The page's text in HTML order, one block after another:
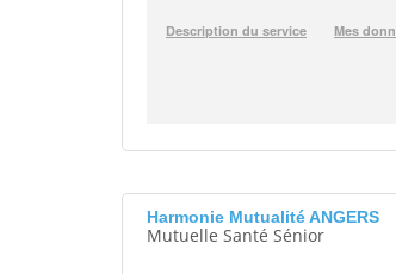
Harmonie Mutualité ANGERS
Mutuelle Santé Sénior